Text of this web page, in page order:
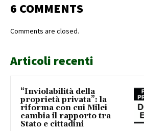
6 COMMENTS
Comments are closed.
Articoli recenti
“Inviolabilità della
proprietà privata”: la
riforma con cui Milei
cambia il rapporto tra
Stato e cittadini